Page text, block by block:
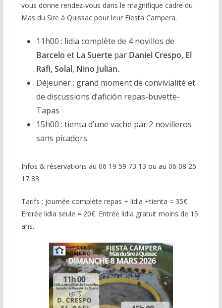
vous donne rendez-vous dans le magnifique cadre du
Mas du Sire à Quissac pour leur Fiesta Campera.
11h00 : lidia complète de 4 novillos de
Barcelo et La Suertepar Daniel Crespo, El
Rafi, Solal, Nino Julian.
Déjeuner : grand moment de convivialité et
de discussions d’afición repas-buvette-
Tapas
15h00 : tienta d’une vache par 2 novilleros
sans picadors.
Infos & réservations au 06 19 59 73 13 ou au 06 08 25
17 83
Tarifs : journée complète repas + lidia +tienta = 35€.
Entrée lidia seule = 20€. Entrée lidia gratuit moins de 15
ans.